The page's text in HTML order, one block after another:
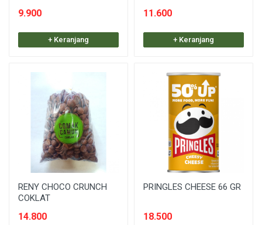
9.900
+ Keranjang
11.600
+ Keranjang
RENY CHOCO CRUNCH
COKLAT
14.800
PRINGLES CHEESE 66 GR
18.500